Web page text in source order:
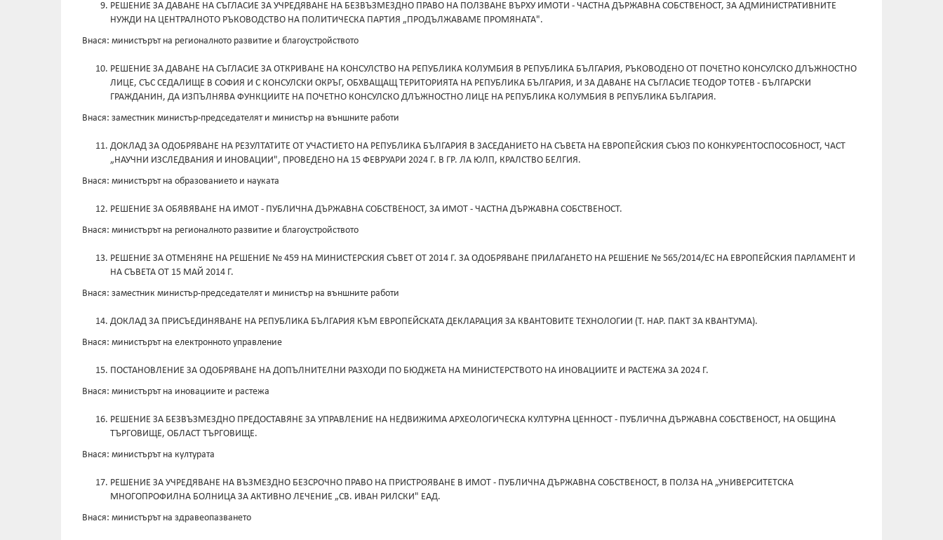
РЕШЕНИЕ ЗА ДАВАНЕ НА СЪГЛАСИЕ ЗА УЧРЕДЯВАНЕ НА БЕЗВЪЗМЕЗДНО ПРАВО НА ПОЛЗВАНЕ ВЪРХУ ИМОТИ - ЧАСТНА ДЪРЖАВНА СОБСТВЕНОСТ, ЗА АДМИНИСТРАТИВНИТЕ
НУЖДИ НА ЦЕНТРАЛНОТО РЪКОВОДСТВО НА ПОЛИТИЧЕСКА ПАРТИЯ „ПРОДЪЛЖАВАМЕ ПРОМЯНАТА".
Внася: министърът на регионалното развитие и благоустройството
РЕШЕНИЕ ЗА ДАВАНЕ НА СЪГЛАСИЕ ЗА ОТКРИВАНЕ НА КОНСУЛСТВО НА РЕПУБЛИКА КОЛУМБИЯ В РЕПУБЛИКА БЪЛГАРИЯ, РЪКОВОДЕНО ОТ ПОЧЕТНО КОНСУЛСКО ДЛЪЖНОСТНО
ЛИЦЕ, СЪС СЕДАЛИЩЕ В СОФИЯ И С КОНСУЛСКИ ОКРЪГ, ОБХВАЩАЩ ТЕРИТОРИЯТА НА РЕПУБЛИКА БЪЛГАРИЯ, И ЗА ДАВАНЕ НА СЪГЛАСИЕ ТЕОДОР ТОТЕВ - БЪЛГАРСКИ
ГРАЖДАНИН, ДА ИЗПЪЛНЯВА ФУНКЦИИТЕ НА ПОЧЕТНО КОНСУЛСКО ДЛЪЖНОСТНО ЛИЦЕ НА РЕПУБЛИКА КОЛУМБИЯ В РЕПУБЛИКА БЪЛГАРИЯ.
Внася: заместник министър-председателят и министър на външните работи
ДОКЛАД ЗА ОДОБРЯВАНЕ НА РЕЗУЛТАТИТЕ ОТ УЧАСТИЕТО НА РЕПУБЛИКА БЪЛГАРИЯ В ЗАСЕДАНИЕТО НА СЪВЕТА НА ЕВРОПЕЙСКИЯ СЪЮЗ ПО КОНКУРЕНТОСПОСОБНОСТ, ЧАСТ
„НАУЧНИ ИЗСЛЕДВАНИЯ И ИНОВАЦИИ", ПРОВЕДЕНО НА 15 ФЕВРУАРИ 2024 Г. В ГР. ЛА ЮЛП, КРАЛСТВО БЕЛГИЯ.
Внася: министърът на образованието и науката
РЕШЕНИЕ ЗА ОБЯВЯВАНЕ НА ИМОТ - ПУБЛИЧНА ДЪРЖАВНА СОБСТВЕНОСТ, ЗА ИМОТ - ЧАСТНА ДЪРЖАВНА СОБСТВЕНОСТ.
Внася: министърът на регионалното развитие и благоустройството
РЕШЕНИЕ ЗА ОТМЕНЯНЕ НА РЕШЕНИЕ № 459 НА МИНИСТЕРСКИЯ СЪВЕТ ОТ 2014 Г. ЗА ОДОБРЯВАНЕ ПРИЛАГАНЕТО НА РЕШЕНИЕ № 565/2014/ЕС НА ЕВРОПЕЙСКИЯ ПАРЛАМЕНТ И
НА СЪВЕТА ОТ 15 МАЙ 2014 Г.
Внася: заместник министър-председателят и министър на външните работи
ДОКЛАД ЗА ПРИСЪЕДИНЯВАНЕ НА РЕПУБЛИКА БЪЛГАРИЯ КЪМ ЕВРОПЕЙСКАТА ДЕКЛАРАЦИЯ ЗА КВАНТОВИТЕ ТЕХНОЛОГИИ (Т. НАР. ПАКТ ЗА КВАНТУМА).
Внася: министърът на електронното управление
ПОСТАНОВЛЕНИЕ ЗА ОДОБРЯВАНЕ НА ДОПЪЛНИТЕЛНИ РАЗХОДИ ПО БЮДЖЕТА НА МИНИСТЕРСТВОТО НА ИНОВАЦИИТЕ И РАСТЕЖА ЗА 2024 Г.
Внася: министърът на иновациите и растежа
РЕШЕНИЕ ЗА БЕЗВЪЗМЕЗДНО ПРЕДОСТАВЯНЕ ЗА УПРАВЛЕНИЕ НА НЕДВИЖИМА АРХЕОЛОГИЧЕСКА КУЛТУРНА ЦЕННОСТ - ПУБЛИЧНА ДЪРЖАВНА СОБСТВЕНОСТ, НА ОБЩИНА
ТЪРГОВИЩЕ, ОБЛАСТ ТЪРГОВИЩЕ.
Внася: министърът на културата
РЕШЕНИЕ ЗА УЧРЕДЯВАНЕ НА ВЪЗМЕЗДНО БЕЗСРОЧНО ПРАВО НА ПРИСТРОЯВАНЕ В ИМОТ - ПУБЛИЧНА ДЪРЖАВНА СОБСТВЕНОСТ, В ПОЛЗА НА „УНИВЕРСИТЕТСКА
МНОГОПРОФИЛНА БОЛНИЦА ЗА АКТИВНО ЛЕЧЕНИЕ „СВ. ИВАН РИЛСКИ" ЕАД.
Внася: министърът на здравеопазването